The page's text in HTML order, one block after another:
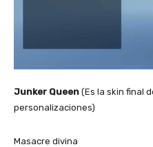
Junker Queen (Es la skin final
personalizaciones)
Masacre divina